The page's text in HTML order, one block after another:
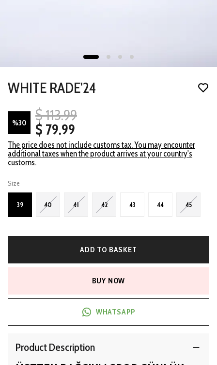
WHITE RADE'24
%30
$ 113.99
$ 79.99
The price does not include customs tax. You may encounter
additional taxes when the product arrives at your country's
customs.
Size
39 40 41 42 43 44 45
ADD TO BASKET
BUY NOW
WHATSAPP
Product Description